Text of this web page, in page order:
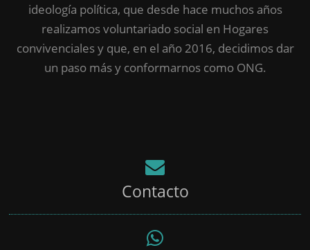
ideología política, que desde hace muchos años
realizamos voluntariado social en Hogares
convivenciales y que, en el año 2016, decidimos dar
un paso más y conformarnos como ONG.
Contacto